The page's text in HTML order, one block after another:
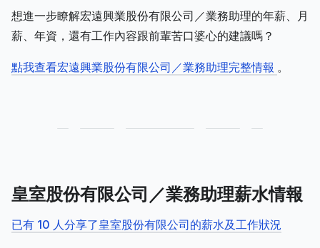
想進一步瞭解宏遠興業股份有限公司／業務助理的年薪、月
薪、年資，還有工作內容跟前輩苦口婆心的建議嗎？
點我查看宏遠興業股份有限公司／業務助理完整情報 。
皇室股份有限公司／業務助理薪水情報
已有 10 人分享了皇室股份有限公司的薪水及工作狀況